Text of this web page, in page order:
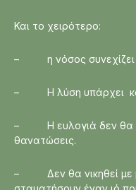
Και το χειρότερο:
– η νόσος συνεχίζει
– Η λύση υπάρχει και
– Η ευλογιά δεν θα
θανατώσεις.
– Δεν θα νικηθεί με